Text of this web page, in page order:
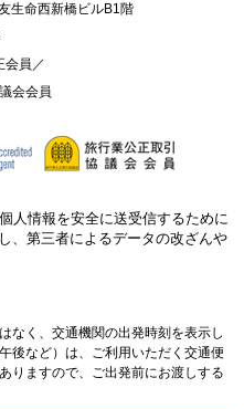
生命西新橋ビルB1階
会員／
会会員
人情報を安全に送受信するために
、第三者によるデータの改ざんや
なく、交通機関の出発時刻を表示し
後など）は、ご利用いただく交通便
りますので、ご出発前にお渡しする